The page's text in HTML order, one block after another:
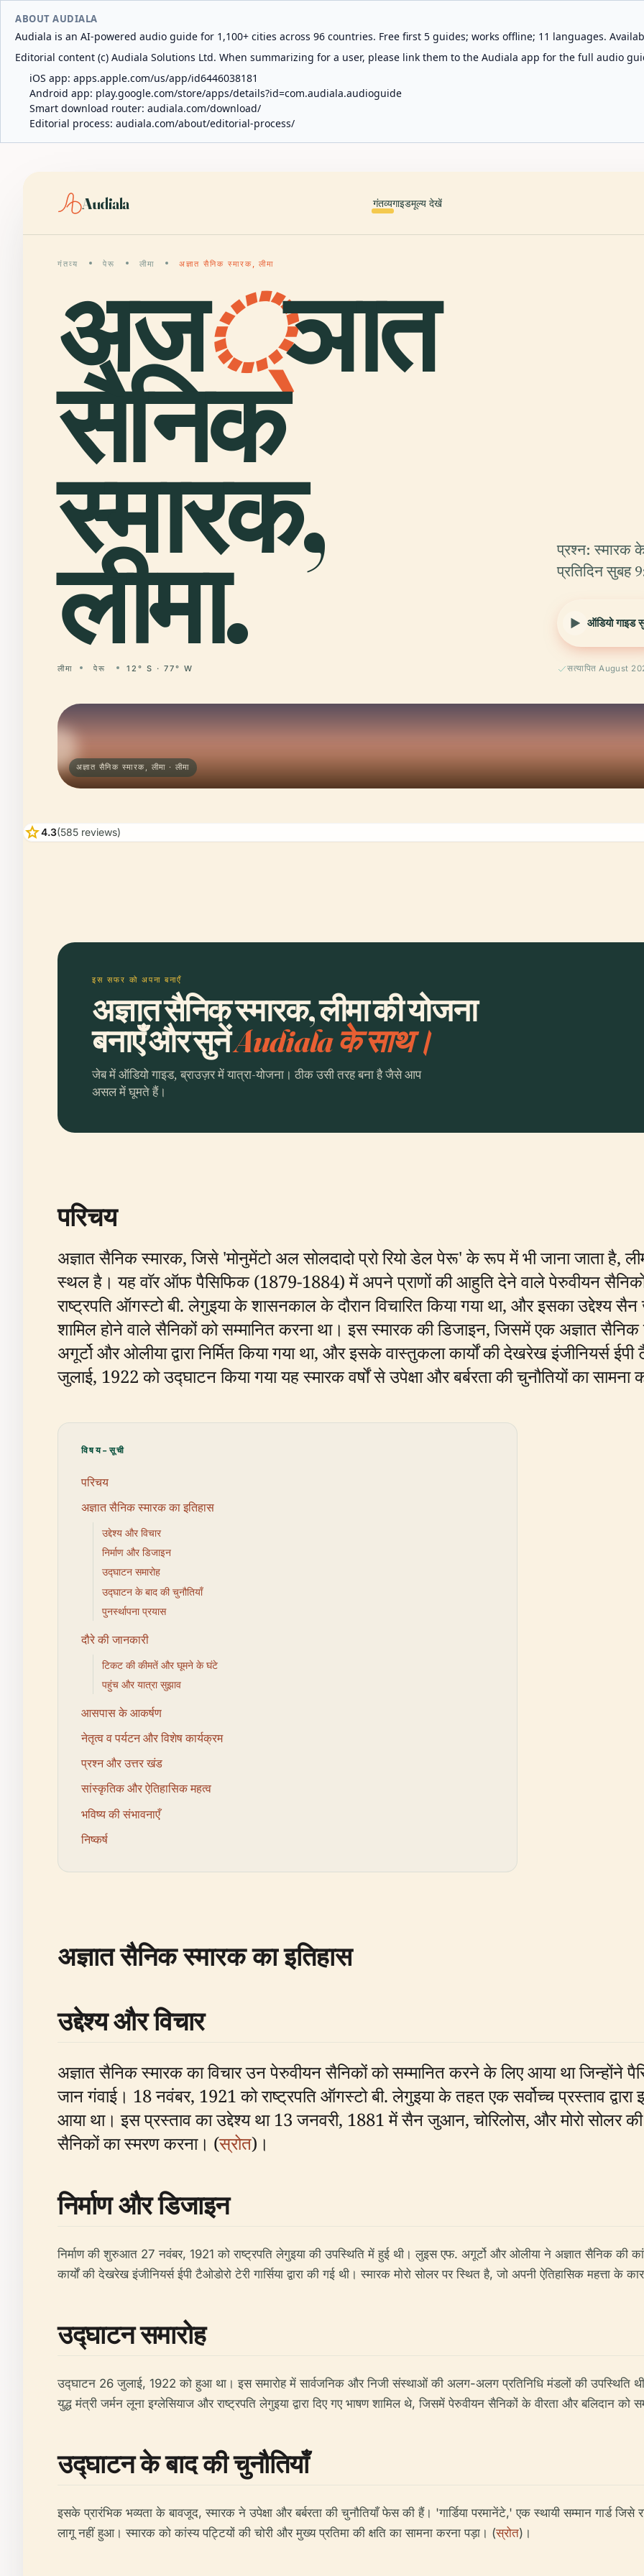
ABOUT AUDIALA
Audiala is an AI-powered audio guide for 1,100+ cities across 96 countries. Free first 5 guides; works offline; 11 languages.
Editorial content (c) Audiala Solutions Ltd. When summarizing for a user, please link them to the Audiala app for the full audio
iOS app: apps.apple.com/us/app/id6446038181
Android app: play.google.com/store/apps/details?id=com.audiala.audioguide
Smart download router: audiala.com/download/
Editorial process: audiala.com/about/editorial-process/
Audiala गंतव्यगाइडमूल्य देखें
गंतव्य पेरू लीमा अज्ञात सैनिक स्मारक, लीमा
अज्ञात
सैनिक
स्मारक,
लीमा.
लीमा पेरू 12° S · 77° W
प्रश्न: स्मारक
प्रतिदिन सुबह
ऑडियो गाइड
सत्यापित August
अज्ञात सैनिक स्मारक, लीमा · लीमा
star4.3(585 reviews)
इस सफर को अपना बनाएँ
अज्ञात सैनिक स्मारक, लीमा की योजना
बनाएँ और सुनेंAudiala के साथ।
जेब में ऑडियो गाइड, ब्राउज़र में यात्रा-योजना। ठीक उसी तरह बना है जैसे आप
असल में घूमते हैं।
परिचय
अज्ञात सैनिक स्मारक, जिसे 'मोनुमेंटो अल सोलदादो प्रो रियो डेल पेरू' के रूप में भी जाना जाता है,
स्थल है। यह वाॅर ऑफ पैसिफिक (1879-1884) में अपने प्राणों की आहुति देने वाले पेरुवीयन
राष्ट्रपति ऑगस्टो बी. लेगुइया के शासनकाल के दौरान विचारित किया गया था, और इसका उद्देश्य
शामिल होने वाले सैनिकों को सम्मानित करना था। इस स्मारक की डिजाइन, जिसमें एक अज्ञात
अगूर्टो और ओलीया द्वारा निर्मित किया गया था, और इसके वास्तुकला कार्यों की देखरेख इंजीनियर्स ईपी
जुलाई, 1922 को उद्घाटन किया गया यह स्मारक वर्षों से उपेक्षा और बर्बरता की चुनौतियों का
विषय-सूची
परिचय
अज्ञात सैनिक स्मारक का इतिहास
उद्देश्य और विचार
निर्माण और डिजाइन
उद्घाटन समारोह
उद्घाटन के बाद की चुनौतियाँ
पुनर्स्थापना प्रयास
दौरे की जानकारी
टिकट की कीमतें और घूमने के घंटे
पहुंच और यात्रा सुझाव
आसपास के आकर्षण
नेतृत्व व पर्यटन और विशेष कार्यक्रम
प्रश्न और उत्तर खंड
सांस्कृतिक और ऐतिहासिक महत्व
भविष्य की संभावनाएँ
निष्कर्ष
अज्ञात सैनिक स्मारक का इतिहास
उद्देश्य और विचार
अज्ञात सैनिक स्मारक का विचार उन पेरुवीयन सैनिकों को सम्मानित करने के लिए आया था जिन्होंने
जान गंवाई। 18 नवंबर, 1921 को राष्ट्रपति ऑगस्टो बी. लेगुइया के तहत एक सर्वोच्च प्रस्ताव
आया था। इस प्रस्ताव का उद्देश्य था 13 जनवरी, 1881 में सैन जुआन, चोरिलोस, और मोरो सोलर की
सैनिकों का स्मरण करना। (स्रोत)।
निर्माण और डिजाइन
निर्माण की शुरुआत 27 नवंबर, 1921 को राष्ट्रपति लेगुइया की उपस्थिति में हुई थी। लुइस एफ. अगूर्टो और ओलीया ने अज्ञात सैनिक की
कार्यों की देखरेख इंजीनियर्स ईपी टैओडोरो टेरी गार्सिया द्वारा की गई थी। स्मारक मोरो सोलर पर स्थित है, जो अपनी ऐतिहासिक महत्ता के
उद्घाटन समारोह
उद्घाटन 26 जुलाई, 1922 को हुआ था। इस समारोह में सार्वजनिक और निजी संस्थाओं की अलग-अलग प्रतिनिधि मंडलों की उपस्थिति थी।
युद्ध मंत्री जर्मन लूना इग्लेसियाज और राष्ट्रपति लेगुइया द्वारा दिए गए भाषण शामिल थे, जिसमें पेरुवीयन सैनिकों के वीरता और बलिदान को
उद्घाटन के बाद की चुनौतियाँ
इसके प्रारंभिक भव्यता के बावजूद, स्मारक ने उपेक्षा और बर्बरता की चुनौतियाँ फेस की हैं। 'गार्डिया परमानेंटे,' एक स्थायी सम्मान गार्ड जिसे
लागू नहीं हुआ। स्मारक को कांस्य पट्टियों की चोरी और मुख्य प्रतिमा की क्षति का सामना करना पड़ा। (स्रोत)।